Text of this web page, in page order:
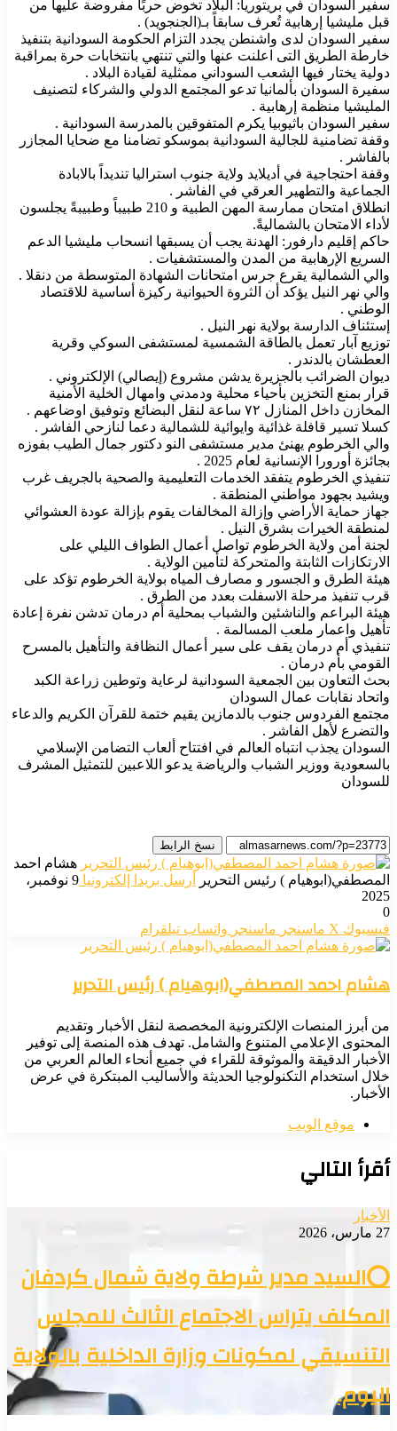
سفير السودان في بريتوريا: البلاد تخوض حربًا مفروضة عليها من
قبل مليشيا إرهابية تُعرف سابقاً بـ(الجنجويد) .
سفير السودان لدى واشنطن يجدد التزام الحكومة السودانية بتنفيذ
خارطة الطريق التى اعلنت عنها والتي تنتهي بانتخابات حرة بمراقبة
دولية يختار فيها الشعب السوداني ممثلية لقيادة البلاد .
سفيرة السودان بألمانيا تدعو المجتمع الدولي والشركاء لتصنيف
المليشيا منظمة إرهابية .
سفير السودان باثيوبيا يكرم المتفوقين بالمدرسة السودانية .
وقفة تضامنية للجالية السودانية بموسكو تضامنا مع ضحايا المجازر
بالفاشر .
وقفة احتجاجية في أديلايد ولاية جنوب استراليا تنديداً بالابادة
الجماعية والتطهير العرقي في الفاشر .
انطلاق امتحان ممارسة المهن الطبية و 210 طبيباً وطبيبةً يجلسون
لأداء الامتحان بالشماليةً.
حاكم إقليم دارفور: الهدنة يجب أن يسبقها انسحاب مليشيا الدعم
السريع الإرهابية من المدن والمستشفيات .
والي الشمالية يقرع جرس امتحانات الشهادة المتوسطة من دنقلا .
والي نهر النيل يؤكد أن الثروة الحيوانية ركيزة أساسية للاقتصاد
الوطني .
إستئناف الدارسة بولاية نهر النيل .
توزيع آبار تعمل بالطاقة الشمسية لمستشفى السوكي وقرية
العطشان بالدندر .
ديوان الضرائب بالجزيرة يدشن مشروع (إيصالي) الإلكتروني .
قرار بمنع التخزين بأحياء محلية ودمدني وامهال الخلية الأمنية
المخازن داخل المنازل ٧٢ ساعة لنقل البضائع وتوفيق اوضاعهم .
كسلا تسير قافلة غذائية وايوائية للشمالية دعما لنازحي الفاشر .
والي الخرطوم يهنئ مدير مستشفى النو دكتور جمال الطيب بفوزه
بجائزة أورورا الإنسانية لعام 2025 .
تنفيذي الخرطوم يتفقد الخدمات التعليمية والصحية بالجريف غرب
ويشيد بجهود مواطني المنطقة .
جهاز حماية الأراضي وإزالة المخالفات يقوم بإزالة عودة العشوائي
لمنطقة الخيرات بشرق النيل .
لجنة أمن ولاية الخرطوم تواصل أعمال الطواف الليلي على
الارتكازات الثابتة والمتحركة لتأمين الولاية .
هيئة الطرق و الجسور و مصارف المياه بولاية الخرطوم تؤكد على
قرب تنفيذ مرحلة الاسفلت بعدد من الطرق .
هيئة البراعم والناشئين والشباب بمحلية أم درمان تدشن نفرة إعادة
تأهيل واعمار ملعب المسالمة .
تنفيذي أم درمان يقف على سير أعمال النظافة والتأهيل بالمسرح
القومي بأم درمان .
بحث التعاون بين الجمعية السودانية لرعاية وتوطين زراعة الكبد
واتحاد نقابات عمال السودان
مجتمع الفردوس جنوب بالدمازين يقيم ختمة للقرآن الكريم والدعاء
والتضرع لأهل الفاشر .
السودان يجذب انتباه العالم في افتتاح ألعاب التضامن الإسلامي
بالسعودية ووزير الشباب والرياضة يدعو اللاعبين للتمثيل المشرف
للسودان
نسخ الرابط
هشام احمد
المصطفي(ابوهيام ) رئيس التحرير
أرسل بريدا إلكترونيا
9 نوفمبر،
2025
0
فيسبوك ‫X ماسنجر ماسنجر واتساب تيلقرام
هشام احمد المصطفي(ابوهيام ) رئيس التحرير
من أبرز المنصات الإلكترونية المخصصة لنقل الأخبار وتقديم
المحتوى الإعلامي المتنوع والشامل. تهدف هذه المنصة إلى توفير
الأخبار الدقيقة والموثوقة للقراء في جميع أنحاء العالم العربي من
خلال استخدام التكنولوجيا الحديثة والأساليب المبتكرة في عرض
الأخبار.
موقع الويب
أقرأ التالي
الأخبار
27 مارس، 2026
⭕السيد مدير شرطة ولاية شمال كردفان
المكلف يتراس الاجتماع الثالث للمجلس
التنسيقي لمكونات وزارة الداخلية بالولاية
اليوم.